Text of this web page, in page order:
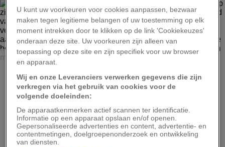
KARINE AIGNER
Northrup zijn bijna drie meter lange ruitpython genaamd
‘Leisure’ (‘Vrijetijd’) vast. Northrup is onlangs aan een voet
geopereerd en brengt veel tijd alleen door in zijn huis,
terwijl de andere gezinsleden aan het werk of naar school
zijn. Hij zorgt voor acht slangen. “Ze houden me heel fijn
gezelschap, want verder is er niemand om mee rond te
hangen,” zegt hij.
U kunt uw voorkeuren voor cookies aanpassen, bezwaar
maken tegen legitieme belangen of uw toestemming op elk
moment intrekken door te klikken op de link 'Cookiekeuzes'
onderaan deze site. Uw voorkeuren zijn alleen van
toepassing op deze site en zijn specifiek voor uw browser
en apparaat.
Wij en onze Leveranciers verwerken gegevens die zijn
verkregen via het gebruik van cookies voor de
volgende doeleinden:
De apparaatkenmerken actief scannen ter identificatie.
Informatie op een apparaat opslaan en/of openen.
Gepersonaliseerde advertenties en content, advertentie- en
contentmetingen, doelgroepenonderzoek en ontwikkeling
van diensten.